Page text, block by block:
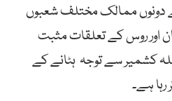
دونوں ممالک مختلف شعبوں
اور روس کے تعلقات مثبت
کشمیر سے توجہ ہٹانے کے
رہا ہے۔